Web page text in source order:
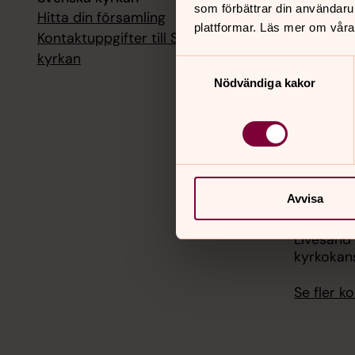
som förbättrar din
plattformar. Läs mer om
Nödvändiga kakor
Avvisa
Hitta din församling
Kontaktuppgifter till Svenska
kyrkan
1
Se fler